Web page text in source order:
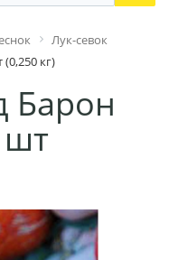
Лук-севок
кг)
Барон
шт